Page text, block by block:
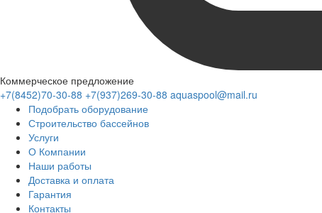
Коммерческое предложение
+7(8452)70-30-88 +7(937)269-30-88 aquaspool@mail.ru
Подобрать оборудование
Строительство бассейнов
Услуги
О Компании
Наши работы
Доставка и оплата
Гарантия
Контакты